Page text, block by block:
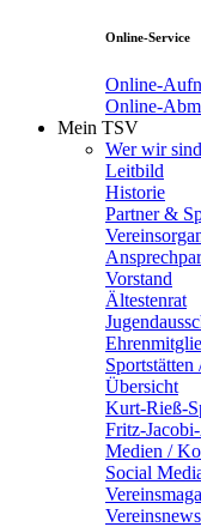
Online-Service
Online-
Online-
Mein TSV
Wer wir sind
Leitbild
Historie
Partner &
Vorstand
Ältestenrat
Übersicht
Kurt-Rieß-
Fritz-
Medien /
Social
Vereinsnews